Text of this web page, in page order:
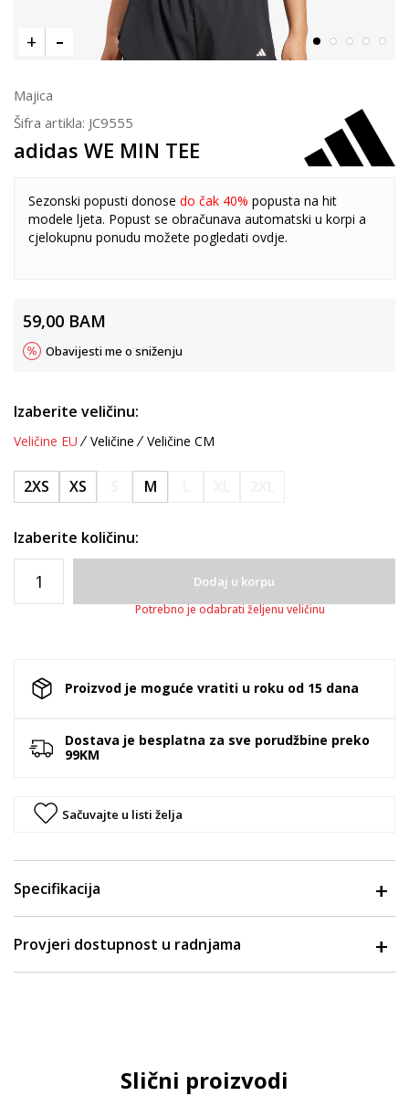
Majica
Šifra artikla: JC9555
adidas WE MIN TEE
Sezonski popusti donose do čak 40% popusta na hit
modele ljeta. Popust se obračunava automatski u korpi a
cjelokupnu ponudu možete pogledati ovdje.
59,00 BAM
Obavijesti me o sniženju
Izaberite veličinu:
Veličine EU Veličine Veličine CM
2XS XS M
Izaberite količinu:
Dodaj u korpu
Potrebno je odabrati željenu veličinu
Proizvod je moguće vratiti u roku od 15 dana
Dostava je besplatna za sve porudžbine preko
99KM
Sačuvajte u listi želja
Specifikacija
Provjeri dostupnost u radnjama
Slični proizvodi